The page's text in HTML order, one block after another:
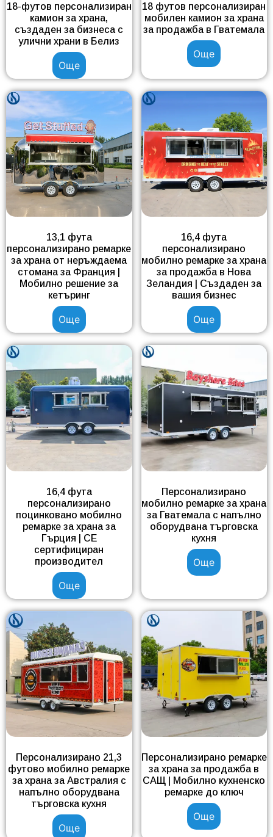
18-футов персонализиран
камион за храна,
създаден за бизнеса с
улични храни в Белиз
Още
18 футов персонализиран
мобилен камион за храна
за продажба в Гватемала
Още
13,1 фута
персонализирано ремарке
за храна от неръждаема
стомана за Франция |
Мобилно решение за
кетъринг
Още
16,4 фута
персонализирано
мобилно ремарке за храна
за продажба в Нова
Зеландия | Създаден за
вашия бизнес
Още
16,4 фута
персонализирано
поцинковано мобилно
ремарке за храна за
Гърция | CE
сертифициран
производител
Още
Персонализирано
мобилно ремарке за храна
за Гватемала с напълно
оборудвана търговска
кухня
Още
Персонализирано 21,3
футово мобилно ремарке
за храна за Австралия с
напълно оборудвана
търговска кухня
Още
Персонализирано ремарке
за храна за продажба в
САЩ | Мобилно кухненско
ремарке до ключ
Още